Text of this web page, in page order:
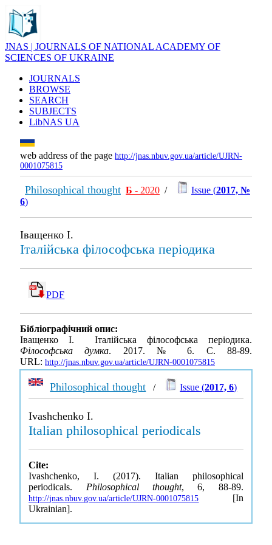
JNAS | JOURNALS OF NATIONAL ACADEMY OF
SCIENCES OF UKRAINE
JOURNALS
BROWSE
SEARCH
SUBJECTS
LibNAS UA
web address of the page http://jnas.nbuv.gov.ua/article/UJRN-
0001075815
Philosophical thought Б - 2020 / Issue (2017, №
6)
Іващенко І.
Італійська філософська періодика
PDF
Бібліографічний опис:
Іващенко І. Італійська філософська періодика.
Філософська думка. 2017. № 6. С. 88-89.
URL: http://jnas.nbuv.gov.ua/article/UJRN-0001075815
Philosophical thought / Issue (2017, 6)
Ivashchenko I.
Italian philosophical periodicals
Cite:
Ivashchenko, I. (2017). Italian philosophical
periodicals. Philosophical thought, 6, 88-89.
http://jnas.nbuv.gov.ua/article/UJRN-0001075815 [In
Ukrainian].